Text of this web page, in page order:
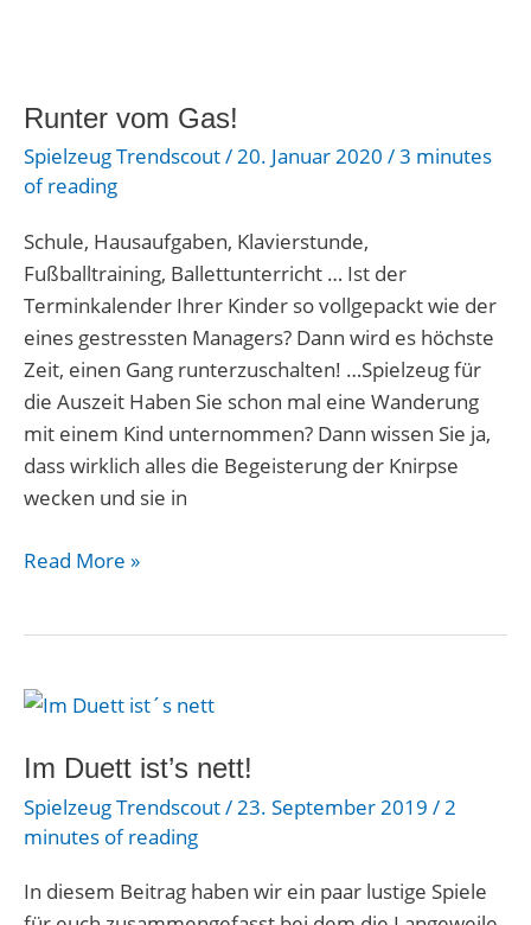
Runter vom Gas!
Spielzeug Trendscout/20. Januar 2020 /3 minutes
of reading
Schule, Hausaufgaben, Klavierstunde,
Fußballtraining, Ballettunterricht … Ist der
Terminkalender Ihrer Kinder so vollgepackt wie der
eines gestressten Managers? Dann wird es höchste
Zeit, einen Gang runterzuschalten! …Spielzeug für
die Auszeit Haben Sie schon mal eine Wanderung
mit einem Kind unternommen? Dann wissen Sie ja,
dass wirklich alles die Begeisterung der Knirpse
wecken und sie in
Gas!
Read More »
Im Duett ist’s nett!
Spielzeug Trendscout/ 23. September 2019 / 2
minutes of reading
In diesem Beitrag haben wir ein paar lustige Spiele
Im
ist’s
nett!